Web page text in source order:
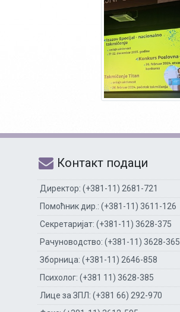
Контакт подаци
Директор: (+381-11) 2681-721
Помоћник дир.: (+381-11) 3611-126
Секретаријат: (+381-11) 3628-375
Рачуноводство: (+381-11) 3628-365
Зборница: (+381-11) 2646-858
Психолог: (+381 11) 3628-385
Лице за ЗПЛ: (+381 66) 292-970